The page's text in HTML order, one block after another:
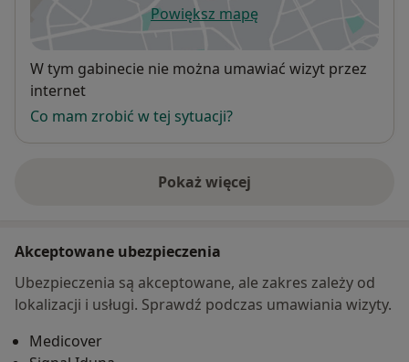
Powiększ mapęotwiera się w nowej karcie
Dostępność
W tym gabinecie nie można umawiać wizyt przez
internet
Co mam zrobić w tej sytuacji?
Pokaż więcej
o adresie
Akceptowane ubezpieczenia
Ubezpieczenia są akceptowane, ale zakres zależy od
lokalizacji i usługi. Sprawdź podczas umawiania wizyty.
Medicover